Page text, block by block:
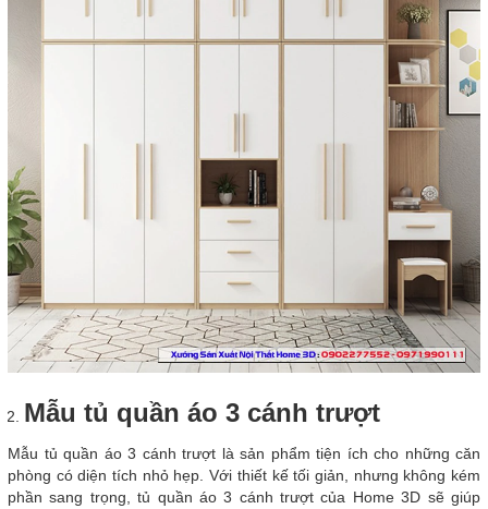
Mẫu tủ quần áo 3 cánh trượt
Mẫu tủ quần áo 3 cánh trượt là sản phẩm tiện ích cho những căn
phòng có diện tích nhỏ hẹp. Với thiết kế tối giản, nhưng không kém
phần sang trọng, tủ quần áo 3 cánh trượt của Home 3D sẽ giúp